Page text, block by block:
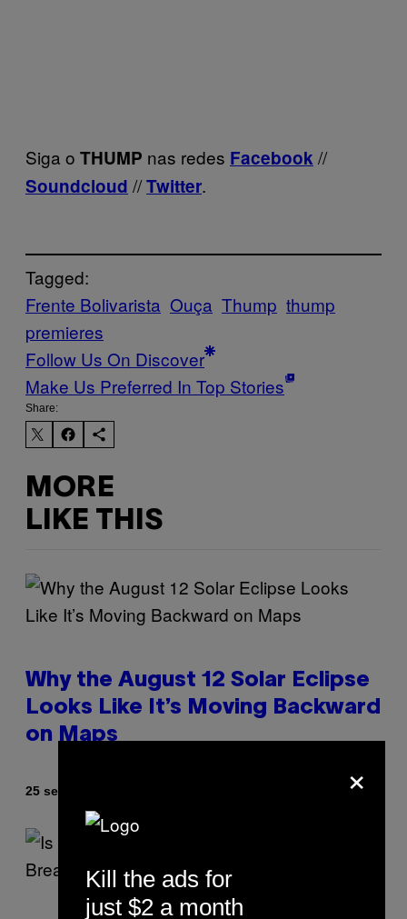
Siga o THUMP nas redes Facebook //
Soundcloud //Twitter.
Tagged:
Frente Bolivarista Ouça Thump thump
premieres
Follow Us On Discover
Make Us Preferred In Top Stories
Share:
MORE
LIKE THIS
Why the August 12 Solar Eclipse
Looks Like It’s Moving Backward
on Maps
25 seconds ago ×
Kill the ads for
just $2 a month